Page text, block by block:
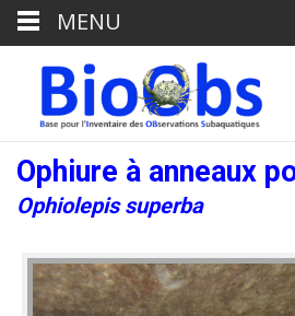
Ophiure à anneaux
Ophiolepis superba
MENU